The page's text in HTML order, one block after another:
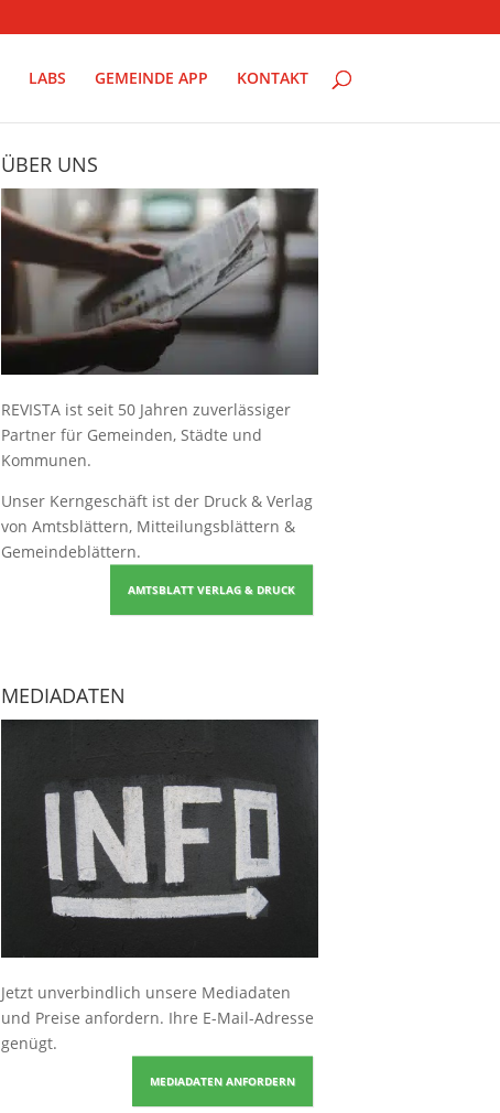
LABS GEMEINDE APP KONTAKT
ÜBER UNS
REVISTA ist seit 50 Jahren zuverlässiger
Partner für Gemeinden, Städte und
Kommunen.
Unser Kerngeschäft ist der Druck & Verlag
von Amtsblättern, Mitteilungsblättern &
Gemeindeblättern.
AMTSBLATT VERLAG & DRUCK
MEDIADATEN
Jetzt unverbindlich unsere Mediadaten
und Preise anfordern. Ihre E-Mail-Adresse
genügt.
MEDIADATEN ANFORDERN